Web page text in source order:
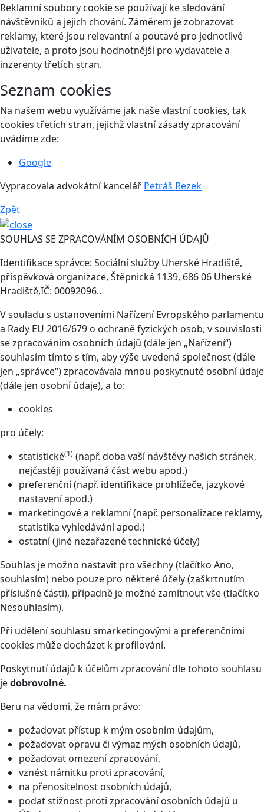
Reklamní soubory cookie se používají ke sledování
návštěvníků a jejich chování. Záměrem je zobrazovat
reklamy, které jsou relevantní a poutavé pro jednotlivé
uživatele, a proto jsou hodnotnější pro vydavatele a
inzerenty třetích stran.
Seznam cookies
Na našem webu využíváme jak naše vlastní cookies, tak
cookies třetích stran, jejichž vlastní zásady zpracování
uvádíme zde:
Google
Vypracovala advokátní kancelář Petráš Rezek
Zpět
SOUHLAS SE ZPRACOVÁNÍM OSOBNÍCH ÚDAJŮ
Identifikace správce: Sociální služby Uherské Hradiště,
příspěvková organizace, Štěpnická 1139, 686 06 Uherské
Hradiště,IČ: 00092096..
V souladu s ustanoveními Nařízení Evropského parlamentu
a Rady EU 2016/679 o ochraně fyzických osob, v souvislosti
se zpracováním osobních údajů (dále jen „Nařízení“)
souhlasím tímto s tím, aby výše uvedená společnost (dále
jen „správce“) zpracovávala mnou poskytnuté osobní údaje
(dále jen osobní údaje), a to:
cookies
pro účely:
statistické(1) (např. doba vaší návštěvy našich stránek,
nejčastěji používaná část webu apod.)
preferenční (např. identifikace prohlížeče, jazykové
nastavení apod.)
marketingové a reklamní (např. personalizace reklamy,
statistika vyhledávání apod.)
ostatní (jiné nezařazené technické účely)
Souhlas je možno nastavit pro všechny (tlačítko Ano,
souhlasím) nebo pouze pro některé účely (zaškrtnutím
příslušné části), případně je možné zamítnout vše (tlačítko
Nesouhlasím).
Při udělení souhlasu smarketingovými a preferenčními
cookies může docházet k profilování.
Poskytnutí údajů k účelům zpracování dle tohoto souhlasu
jedobrovolné.
Beru na vědomí, že mám právo:
požadovat přístup k mým osobním údajům,
požadovat opravu či výmaz mých osobních údajů,
požadovat omezení zpracování,
vznést námitku proti zpracování,
na přenositelnost osobních údajů,
podat stížnost proti zpracování osobních údajů u